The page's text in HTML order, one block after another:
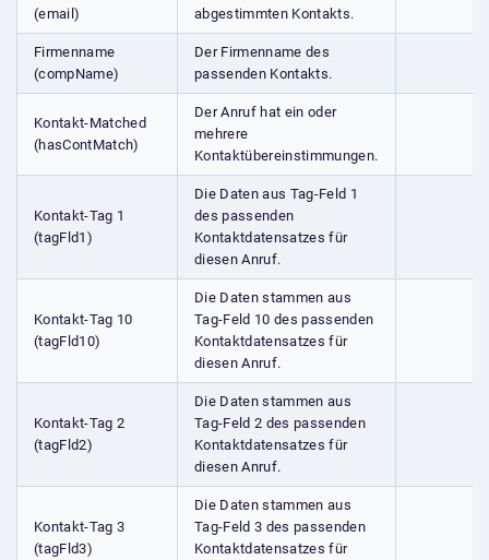
(email)
abgestimmten Kontakts.
Firmenname
(compName)
Der Firmenname des
passenden Kontakts.
Kontakt-Matched
(hasContMatch)
Der Anruf hat ein oder
mehrere
Kontaktübereinstimmungen.
Kontakt-Tag 1
(tagFld1)
Die Daten aus Tag-Feld 1
des passenden
Kontaktdatensatzes für
diesen Anruf.
Kontakt-Tag 10
(tagFld10)
Die Daten stammen aus
Tag-Feld 10 des passenden
Kontaktdatensatzes für
diesen Anruf.
Kontakt-Tag 2
(tagFld2)
Die Daten stammen aus
Tag-Feld 2 des passenden
Kontaktdatensatzes für
diesen Anruf.
Kontakt-Tag 3
(tagFld3)
Die Daten stammen aus
Tag-Feld 3 des passenden
Kontaktdatensatzes für